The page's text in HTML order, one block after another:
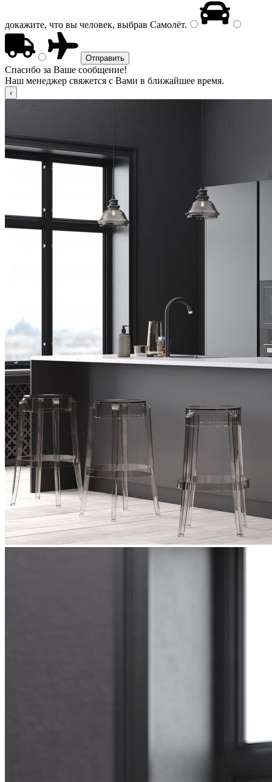
докажите, что вы человек, выбрав Самолёт.
Спасибо за Ваше сообщение!
Наш менеджер свяжется с Вами в ближайшее время.